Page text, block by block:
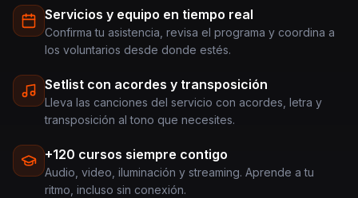
Servicios y equipo en tiempo real
Confirma tu asistencia, revisa el programa y coordina a
los voluntarios desde donde estés.
Setlist con acordes y transposición
Lleva las canciones del servicio con acordes, letra y
transposición al tono que necesites.
+120 cursos siempre contigo
Audio, video, iluminación y streaming. Aprende a tu
ritmo, incluso sin conexión.